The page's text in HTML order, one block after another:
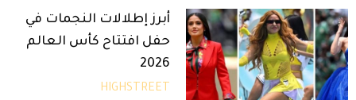
أبرز إطلالات النجمات في
حفل افتتاح كأس العالم
2026
HIGHSTREET